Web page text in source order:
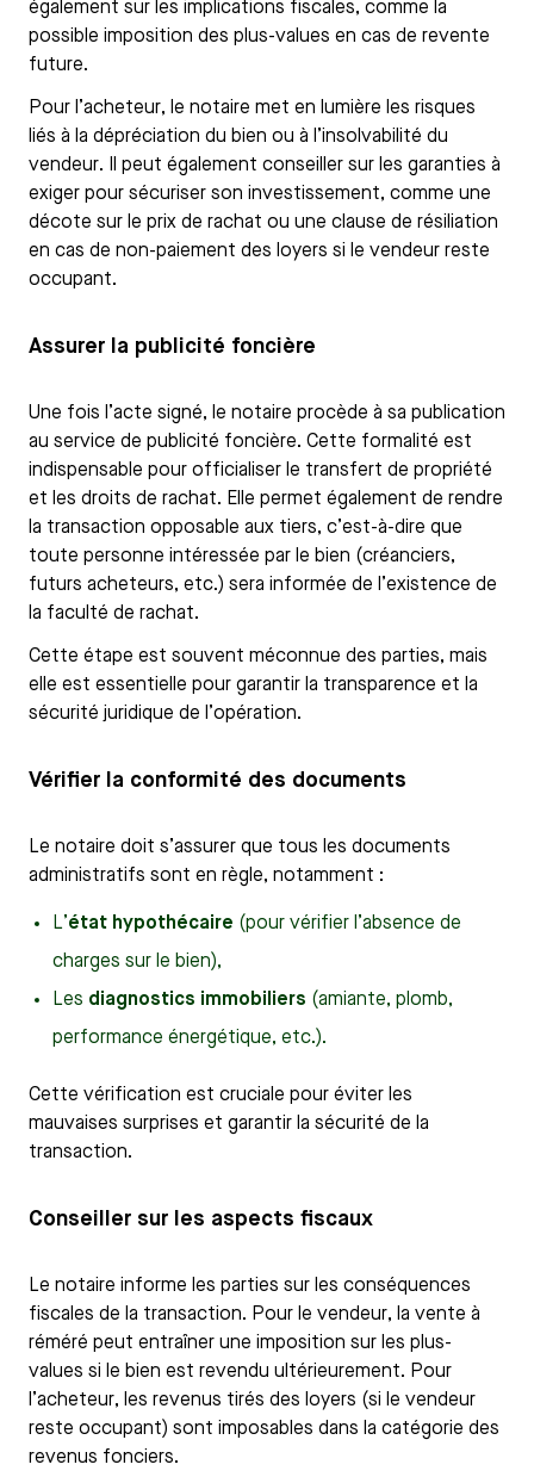
également sur les implications fiscales, comme la
possible imposition des plus-values en cas de revente
future.
Pour l’acheteur, le notaire met en lumière les risques
liés à la dépréciation du bien ou à l’insolvabilité du
vendeur. Il peut également conseiller sur les garanties à
exiger pour sécuriser son investissement, comme une
décote sur le prix de rachat ou une clause de résiliation
en cas de non-paiement des loyers si le vendeur reste
occupant.
Assurer la publicité foncière
Une fois l’acte signé, le notaire procède à sa publication
au service de publicité foncière. Cette formalité est
indispensable pour officialiser le transfert de propriété
et les droits de rachat. Elle permet également de rendre
la transaction opposable aux tiers, c’est-à-dire que
toute personne intéressée par le bien (créanciers,
futurs acheteurs, etc.) sera informée de l’existence de
la faculté de rachat.
Cette étape est souvent méconnue des parties, mais
elle est essentielle pour garantir la transparence et la
sécurité juridique de l’opération.
Vérifier la conformité des documents
Le notaire doit s’assurer que tous les documents
administratifs sont en règle, notamment :
L’état hypothécaire (pour vérifier l’absence de
charges sur le bien),
Les diagnostics immobiliers (amiante, plomb,
performance énergétique, etc.).
Cette vérification est cruciale pour éviter les
mauvaises surprises et garantir la sécurité de la
transaction.
Conseiller sur les aspects fiscaux
Le notaire informe les parties sur les conséquences
fiscales de la transaction. Pour le vendeur, la vente à
réméré peut entraîner une imposition sur les plus-
values si le bien est revendu ultérieurement. Pour
l’acheteur, les revenus tirés des loyers (si le vendeur
reste occupant) sont imposables dans la catégorie des
revenus fonciers.